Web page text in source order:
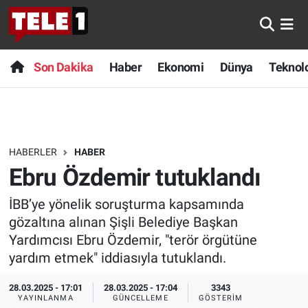
Son Dakika Haber Ekonomi Dünya
HABERLER HABER
Ebru Özdemir tutuklandı
İBB’ye yönelik soruşturma kapsamında
gözaltına alınan Şişli Belediye Başkan
Yardımcısı Ebru Özdemir, "terör örgütüne
yardım etmek" iddiasıyla tutuklandı.
28.03.2025 - 17:01
YAYINLANMA
28.03.2025 - 17:04
GÜNCELLEME
3343
GÖSTERIM
Anında Manşet
Başka Sohbetler
Bilim turu
Doğa Konuşuyor
Dünya
Ege Saati
Son Dakika
Haber
Dünya
Sağlık
Spor
Yayın Akışı
Nöbetçi Eczaneler
Hava Durumu
Trafik Durumu
Tüm Manşetler
Son Dakika Haberleri
Haber Arşivi